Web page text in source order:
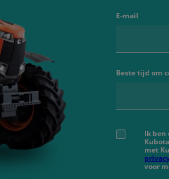
E-mail
Beste tijd om
Ik ben
met
voor